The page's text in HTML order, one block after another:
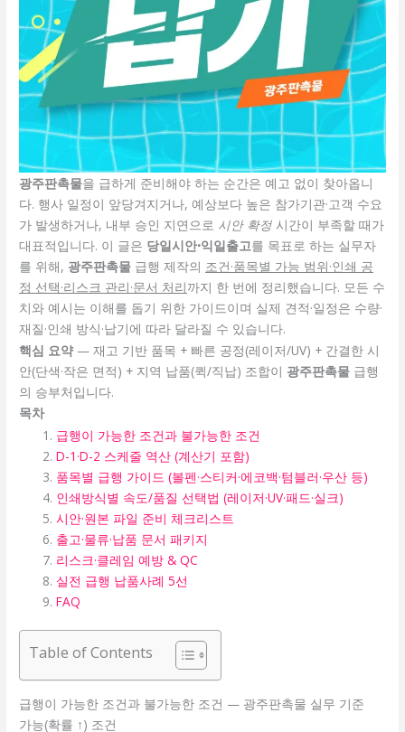
광주판촉물을 급하게 준비해야 하는 순간은 예고 없이 찾아옵니
다. 행사 일정이 앞당겨지거나, 예상보다 높은 참가기관·고객 수요
가 발생하거나, 내부 승인 지연으로 시안 확정 시간이 부족할 때가
대표적입니다. 이 글은 당일시안·익일출고를 목표로 하는 실무자
를 위해, 광주판촉물 급행 제작의 조건·품목별 가능 범위·인쇄 공
정 선택·리스크 관리·문서 처리까지 한 번에 정리했습니다. 모든 수
치와 예시는 이해를 돕기 위한 가이드이며 실제 견적·일정은 수량·
재질·인쇄 방식·납기에 따라 달라질 수 있습니다.
핵심 요약— 재고 기반 품목 + 빠른 공정(레이저/UV) + 간결한 시
안(단색·작은 면적) + 지역 납품(퀵/직납) 조합이 광주판촉물 급행
의 승부처입니다.
목차
급행이 가능한 조건과 불가능한 조건
D-1·D-2 스케줄 역산 (계산기 포함)
품목별 급행 가이드 (볼펜·스티커·에코백·텀블러·우산 등)
인쇄방식별 속도/품질 선택법 (레이저·UV·패드·실크)
시안·원본 파일 준비 체크리스트
출고·물류·납품 문서 패키지
리스크·클레임 예방 & QC
실전 급행 납품사례 5선
FAQ
Table of Contents
급행이 가능한 조건과 불가능한 조건 — 광주판촉물 실무 기준
가능(확률 ↑) 조건